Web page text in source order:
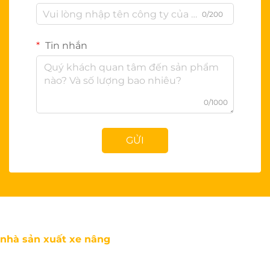
0/200
Tin nhắn
0/1000
GỬI
nhà sản xuất xe nâng